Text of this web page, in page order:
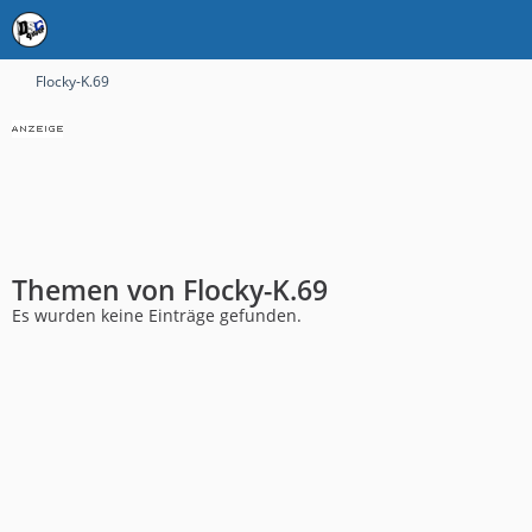
Flocky-K.69
Themen von Flocky-K.69
Es wurden keine Einträge gefunden.